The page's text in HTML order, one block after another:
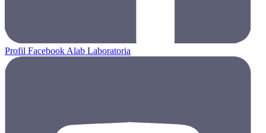
Profil Facebook Alab Laboratoria